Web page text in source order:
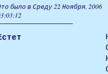
было в Среду 22 Ноября, 2006